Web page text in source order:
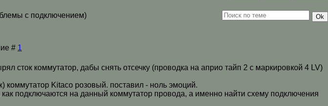
с подключением)
# 1
сток коммутатор, дабы снять отсечку (проводка на априо тайп 2 с маркировкой 4 LV)
коммутатор Kitaco розовый. поставил - ноль эмоций.
как подключаются на данный коммутатор провода, а именно найти схему подключения